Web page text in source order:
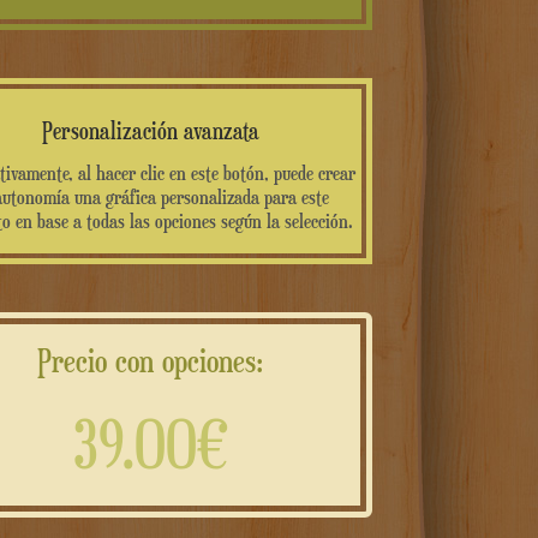
Personalización avanzata
al hacer clic en este botón, puede crear
una gráfica personalizada para este
en base a todas las opciones según la selección.
Precio con opciones:
39.00€